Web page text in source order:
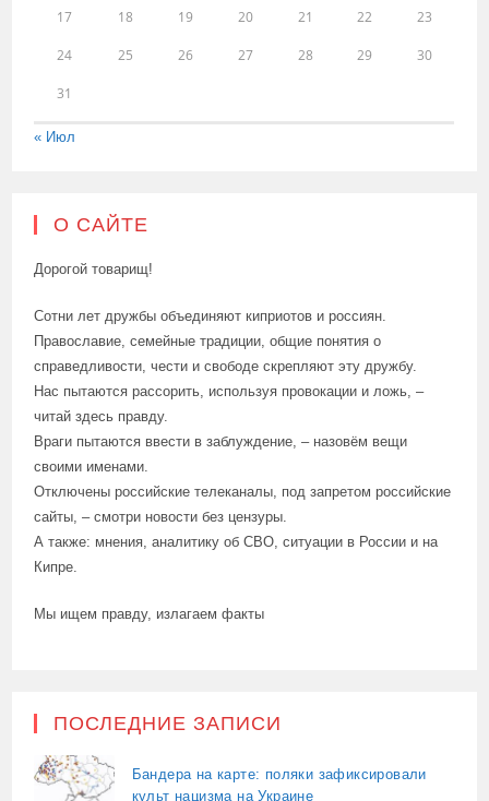
17 18 19 20 21 22 23
24 25 26 27 28 29 30
31
« Июл
О САЙТЕ
Дорогой товарищ!
Сотни лет дружбы объединяют киприотов и россиян.
Православие, семейные традиции, общие понятия о
справедливости, чести и свободе скрепляют эту дружбу.
Нас пытаются рассорить, используя провокации и ложь, –
читай здесь правду.
Враги пытаются ввести в заблуждение, – назовём вещи
своими именами.
Отключены российские телеканалы, под запретом российские
сайты, – смотри новости без цензуры.
А также: мнения, аналитику об СВО, ситуации в России и на
Кипре.
Мы ищем правду, излагаем факты
ПОСЛЕДНИЕ ЗАПИСИ
Бандера на карте: поляки зафиксировали
культ нацизма на Украине